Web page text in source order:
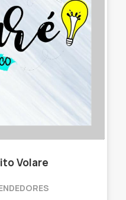
Volare